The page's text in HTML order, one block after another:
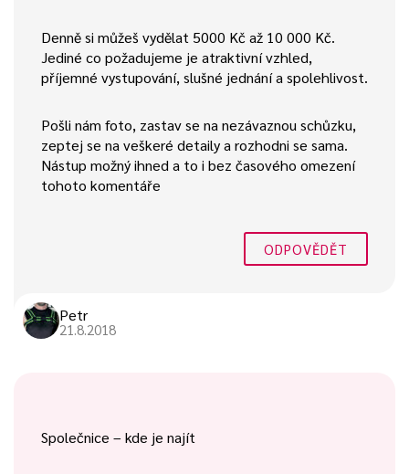
Denně si můžeš vydělat 5000 Kč až 10 000 Kč.
Jediné co požadujeme je atraktivní vzhled,
příjemné vystupování, slušné jednání a spolehlivost.
Pošli nám foto, zastav se na nezávaznou schůzku,
zeptej se na veškeré detaily a rozhodni se sama.
Nástup možný ihned a to i bez časového omezení
tohoto komentáře
ODPOVĚDĚT
Petr
21.8.2018
Společnice – kde je najít